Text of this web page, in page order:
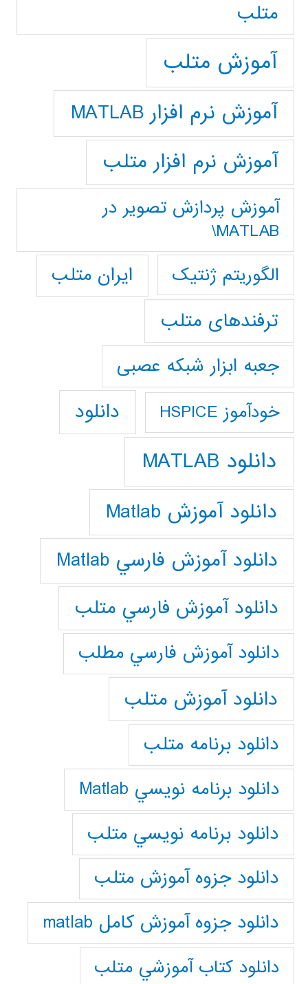
متلب
آموزش متلب
آموزش نرم افزار MATLAB
آموزش نرم افزار متلب
آموزش پردازش تصوير در
MATLAB\
الگوریتم ژنتیک
ایران متلب
ترفندهای متلب
جعبه ابزار شبکه عصبی
خودآموز HSPICE دانلود
دانلود MATLAB
دانلود آموزش Matlab
دانلود آموزش فارسي Matlab
دانلود آموزش فارسي متلب
دانلود آموزش فارسي مطلب
دانلود آموزش متلب
دانلود برنامه متلب
دانلود برنامه نويسي Matlab
دانلود برنامه نويسي متلب
دانلود جزوه آموزش متلب
دانلود جزوه آموزش کامل matlab
دانلود كتاب آموزشي متلب